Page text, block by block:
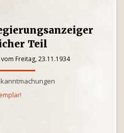
Teil
Freitag, 23.11.1934